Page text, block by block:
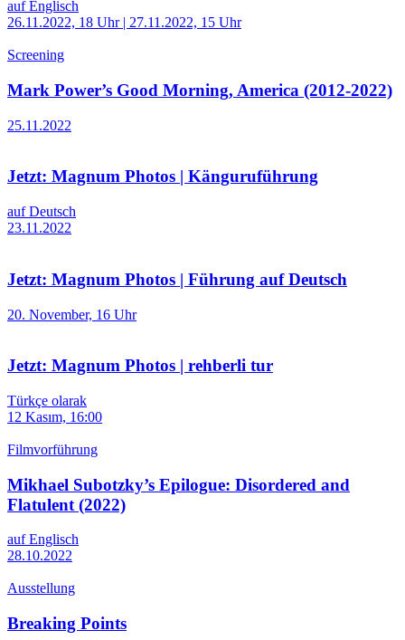
auf Englisch
26.11.2022, 18 Uhr | 27.11.2022, 15 Uhr
Screening
Mark Power’s Good Morning, America (2012-2022)
25.11.2022
Jetzt: Magnum Photos | Känguruführung
auf Deutsch
23.11.2022
Jetzt: Magnum Photos | Führung auf Deutsch
20. November, 16 Uhr
Jetzt: Magnum Photos | rehberli tur
Türkçe olarak
12 Kasım, 16:00
Filmvorführung
Mikhael Subotzky’s Epilogue: Disordered and
Flatulent (2022)
auf Englisch
28.10.2022
Ausstellung
Breaking Points